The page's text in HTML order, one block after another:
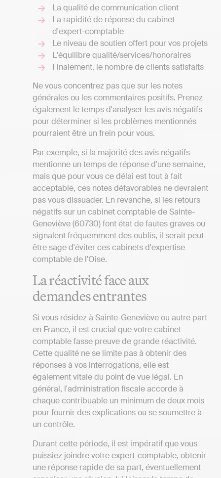
La qualité de communication client
La rapidité de réponse du cabinet
d'expert-comptable
Le niveau de soutien offert pour vos projets
L'équilibre qualité/services/honoraires
Finalement, le nombre de clients satisfaits
Ne vous concentrez pas que sur les notes
générales ou les commentaires positifs. Prenez
également le temps d'analyser les avis négatifs
pour déterminer si les problèmes mentionnés
pourraient être un frein pour vous.
Par exemple, si la majorité des avis négatifs
mentionne un temps de réponse d'une semaine,
mais que pour vous ce délai est tout à fait
acceptable, ces notes défavorables ne devraient
pas vous dissuader. En revanche, si les retours
négatifs sur un cabinet comptable de Sainte-
Geneviève (60730) font état de fautes graves ou
signalent fréquemment des oublis, il serait peut-
être sage d'éviter ces cabinets d'expertise
comptable de l'Oise.
La réactivité face aux
demandes entrantes
Si vous résidez à Sainte-Geneviève ou autre part
en France, il est crucial que votre cabinet
comptable fasse preuve de grande réactivité.
Cette qualité ne se limite pas à obtenir des
réponses à vos interrogations, elle est
également vitale du point de vue légal. En
général, l'administration fiscale accorde à
chaque contribuable un minimum de deux mois
pour fournir des explications ou se soumettre à
un contrôle.
Durant cette période, il est impératif que vous
puissiez joindre votre expert-comptable, obtenir
une réponse rapide de sa part, éventuellement